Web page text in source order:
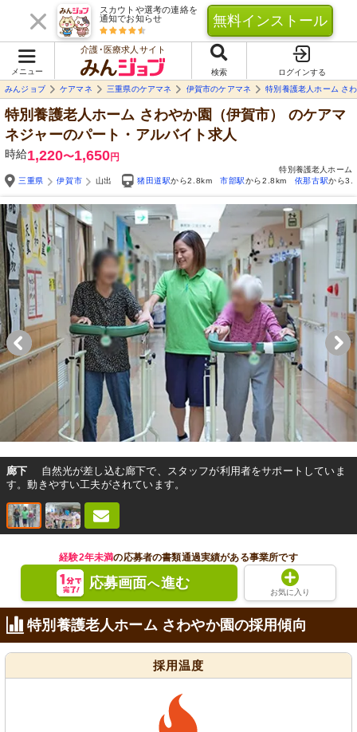
スカウトや選考の連絡を
通知でお知らせ
無料インストール
メニュー
介護･医療求人サイト
検索
ログインする
みんジョブ
ケアマネ 三重県のケアマネ 伊賀市のケアマネ 特別養護老人ホーム さ
特別養護老人ホーム さわやか園（伊賀市）
のケアマ
ネジャーのパート・アルバイト求人
時給1,220〜1,650円
特別養護老人ホーム
三重県
伊賀市 山出 猪田道駅から2.8km 市部駅から2.8km 依那古駅から
廊下
自然光が差し込む廊下で、スタッフが利用者をサポートしていま
す。動きやすい工夫がされています。
経験2年未満の応募者の書類通過実績がある事業所です
応募画面へ進む
お気に入り
特別養護老人ホーム さわやか園の採用傾向
採用温度